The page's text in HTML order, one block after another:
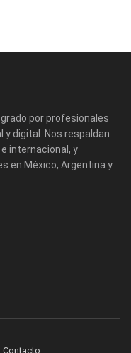
por profesionales
y digital. Nos respaldan
internacional, y
en México, Argentina y
Contacto